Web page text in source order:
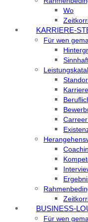
Wo
KARRIERE-
Für wen
BUSINESS-
Für wen